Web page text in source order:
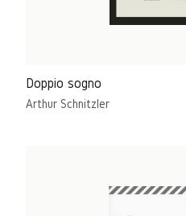
Doppio sogno
Arthur Schnitzler